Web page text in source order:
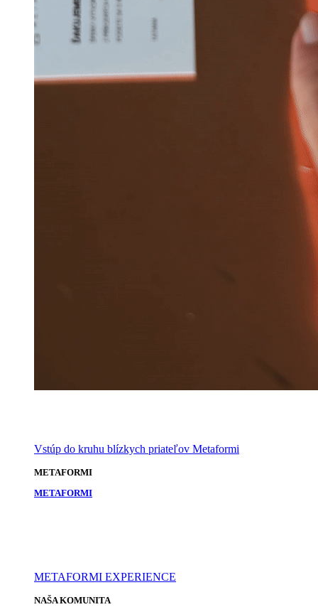
Vstúp do kruhu blízkych priateľov Metaformi
METAFORMI
METAFORMI
METAFORMI EXPERIENCE
NAŠA KOMUNITA